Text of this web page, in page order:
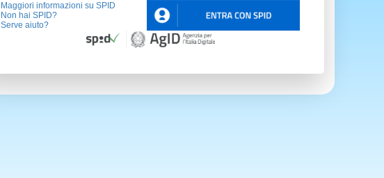
Maggiori informazioni su SPID
Non hai SPID?
Serve aiuto?